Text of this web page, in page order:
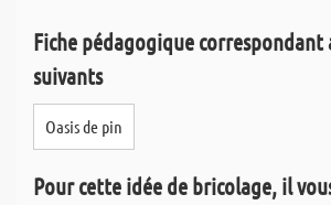
Fiche pédagogique
suivants
Oasis de pin
Pour cette idée de bricolage, il